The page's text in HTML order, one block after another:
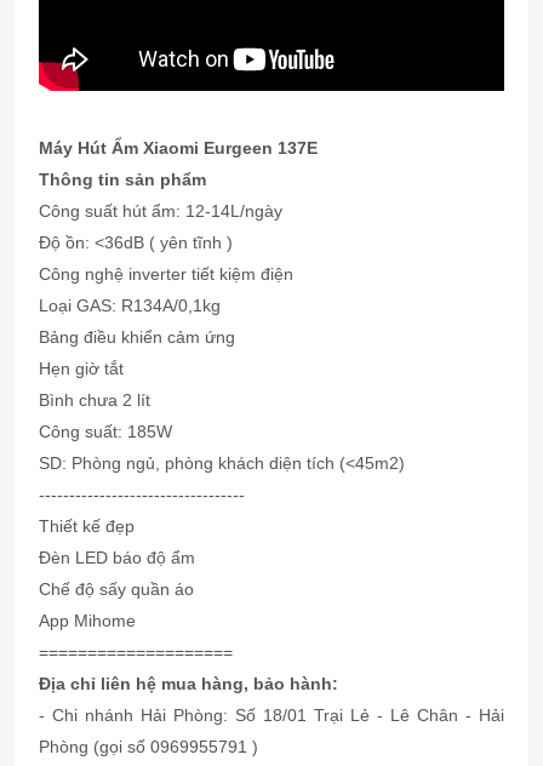
Máy Hút Ẩm Xiaomi Eurgeen 137E
Thông tin sản phẩm
Công suất hút ẩm: 12-14L/ngày
Độ ồn: <36dB ( yên tĩnh )
Công nghệ inverter tiết kiệm điện
Loại GAS: R134A/0,1kg
Bảng điều khiển cảm ứng
Hẹn giờ tắt
Bình chưa 2 lít
Công suất: 185W
SD: Phòng ngủ, phòng khách diện tích (<45m2)
----------------------------------
Thiết kế đẹp
Đèn LED báo độ ẩm
Chế độ sấy quần áo
App Mihome
====================
Địa chỉ liên hệ mua hàng, bảo hành:
- Chi nhánh Hải Phòng: Số 18/01 Trại Lẻ - Lê Chân - Hải
Phòng (gọi số 0969955791 )